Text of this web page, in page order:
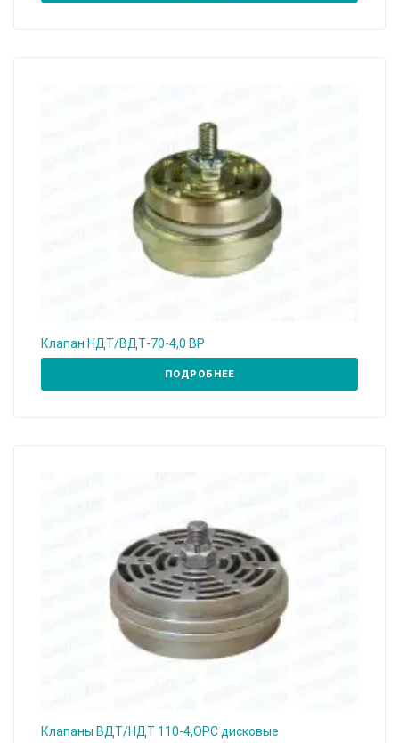
Клапан НДТ/ВДТ-70-4,0 ВР
ПОДРОБНЕЕ
Клапаны ВДТ/НДТ 110-4,ОРС дисковые